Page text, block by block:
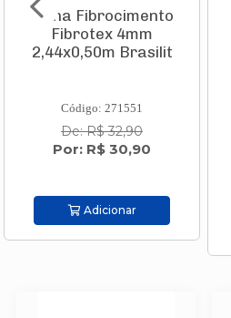
Telha Fibrocimento
Fibrotex 4mm
2,44x0,50m Brasilit
Código: 271551
De: R$ 32,90
Por: R$ 30,90
Adicionar